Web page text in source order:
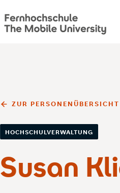
ZUR PERSONENÜBERSICHT
HOCHSCHULVERWALTUNG
Susan